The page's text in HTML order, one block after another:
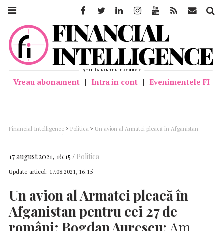
Vreau abonament | Intra in cont | Evenimentele FI
Financial Intelligence > Politica > Un avion al Armatei pleacă în Afganistan
17 august 2021, 16:15 Politica
Update articol: 17.08.2021, 16:15
Un avion al Armatei pleacă în
Afganistan pentru cei 27 de
români; Bogdan Aurescu: Am
FacebookTwitter LinkedinInstagramYoutube Feed Mail